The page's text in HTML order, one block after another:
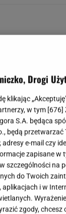
Stanisława
"Nie było z
Drogi
klikając
w tym [676]
S.A. będąca
będą przetwarzać
adresy e-mail czy
zapisane w
szczególności na
do Twoich
i w
zgody, chcesz